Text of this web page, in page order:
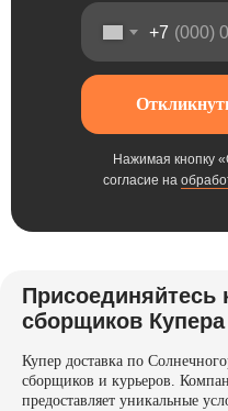
+7
Нажимая кнопку
согласие на
Присоединяйтесь
сборщиков
Купер доставка по
сборщиков и курьеров.
предоставляет уникальные